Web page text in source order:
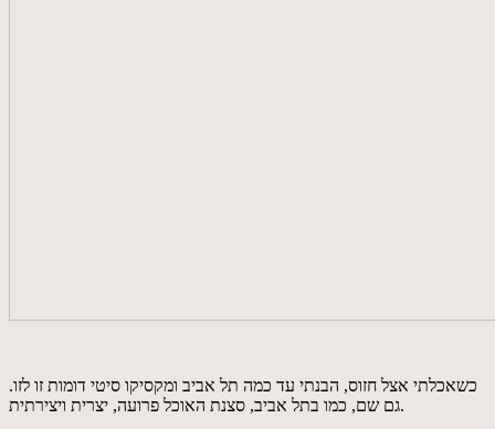
כשאכלתי אצל חזוס, הבנתי עד כמה תל אביב ומקסיקו סיטי דומות זו לזו.
גם שם, כמו בתל אביב, סצנת האוכל פרועה, יצרית ויצירתית.